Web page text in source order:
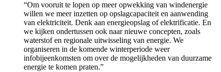
“Om vooruit te lopen op meer opwekking van windenergie
willen we meer inzetten op opslagcapaciteit en aanwending
van elektriciteit. Denk aan energieopslag of elektrificatie. En
we kijken ondertussen ook naar nieuwe concepten, zoals
waterstof en regionale uitwisseling van energie. We
organiseren in de komende winterperiode weer
infobijeenkomsten om over de mogelijkheden van duurzame
energie te komen praten.”